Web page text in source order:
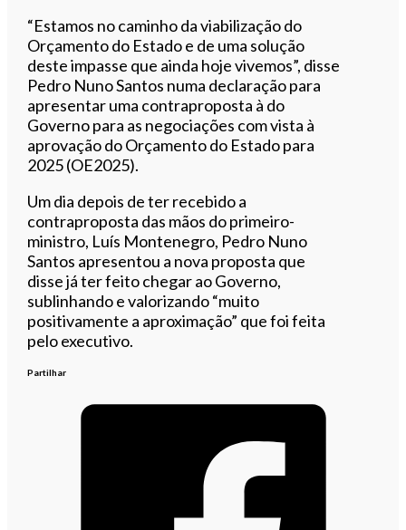
“Estamos no caminho da viabilização do
Orçamento do Estado e de uma solução
deste impasse que ainda hoje vivemos”, disse
Pedro Nuno Santos numa declaração para
apresentar uma contraproposta à do
Governo para as negociações com vista à
aprovação do Orçamento do Estado para
2025 (OE2025).
Um dia depois de ter recebido a
contraproposta das mãos do primeiro-
ministro, Luís Montenegro, Pedro Nuno
Santos apresentou a nova proposta que
disse já ter feito chegar ao Governo,
sublinhando e valorizando “muito
positivamente a aproximação” que foi feita
pelo executivo.
Partilhar